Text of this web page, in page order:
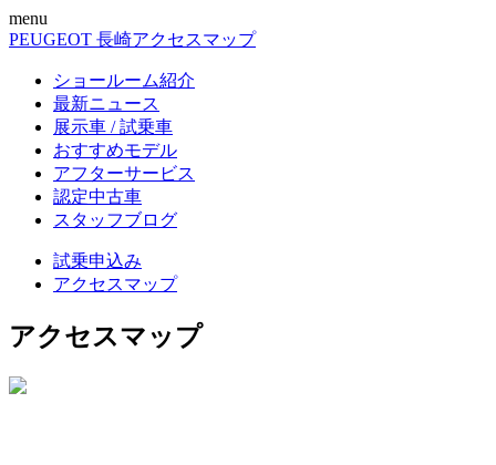
menu
PEUGEOT 長崎アクセスマップ
ショールーム紹介
最新ニュース
展示車 / 試乗車
おすすめモデル
アフターサービス
認定中古車
スタッフブログ
試乗申込み
アクセスマップ
アクセスマップ